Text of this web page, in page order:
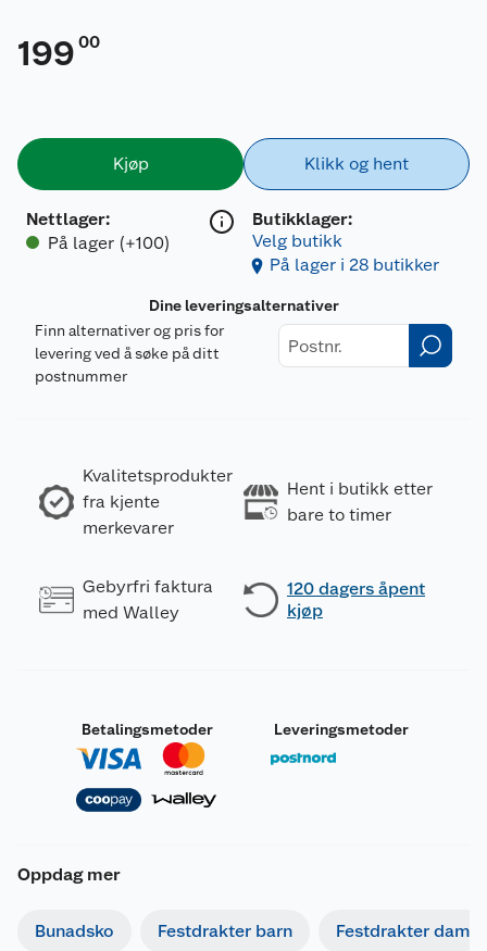
199 00
Kjøp
Nettlager:
På lager (+100)
Klikk og hent
Butikklager:
Velg butikk
På lager i 28 butikker
Dine leveringsalternativer
Finn alternativer og pris for
levering ved å søke på ditt
postnummer
Kvalitetsprodukter
fra kjente
merkevarer
Hent i butikk etter
bare to timer
Gebyrfri faktura
med Walley
120 dagers åpent
kjøp
Betalingsmetoder Leveringsmetoder
Oppdag mer
Bunadsko Festdrakter barn Festdrakter dame